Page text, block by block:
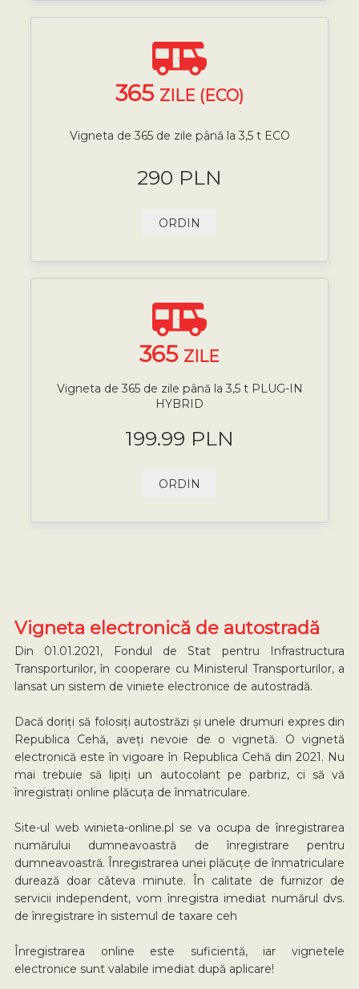
365 ZILE (ECO)
Vigneta de 365 de zile până la 3,5 t ECO
290 PLN
ORDIN
365 ZILE
Vigneta de 365 de zile până la 3,5 t PLUG-IN
HYBRID
199.99 PLN
ORDIN
Vigneta electronică de autostradă
Din 01.01.2021, Fondul de Stat pentru Infrastructura
Transporturilor, în cooperare cu Ministerul Transporturilor, a
lansat un sistem de viniete electronice de autostradă.
Dacă doriți să folosiți autostrăzi și unele drumuri expres din
Republica Cehă, aveți nevoie de o vignetă. O vignetă
electronică este în vigoare în Republica Cehă din 2021. Nu
mai trebuie să lipiți un autocolant pe parbriz, ci să vă
înregistrați online plăcuța de înmatriculare.
Site-ul web winieta-online.pl se va ocupa de înregistrarea
numărului dumneavoastră de înregistrare pentru
dumneavoastră. Înregistrarea unei plăcuțe de înmatriculare
durează doar câteva minute. În calitate de furnizor de
servicii independent, vom înregistra imediat numărul dvs.
de înregistrare în sistemul de taxare ceh
Înregistrarea online este suficientă, iar vignetele
electronice sunt valabile imediat după aplicare!